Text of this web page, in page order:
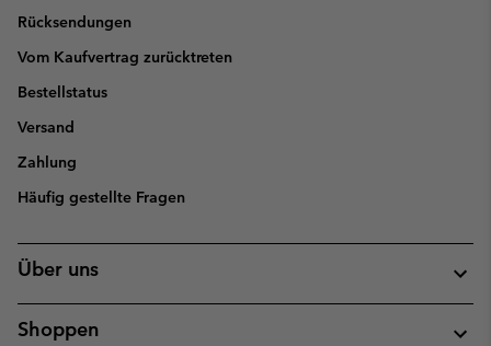
Rücksendungen
Vom Kaufvertrag zurücktreten
Bestellstatus
Versand
Zahlung
Häufig gestellte Fragen
Über uns
Shoppen